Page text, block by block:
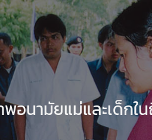
อนามัยแม่และเด็กใ